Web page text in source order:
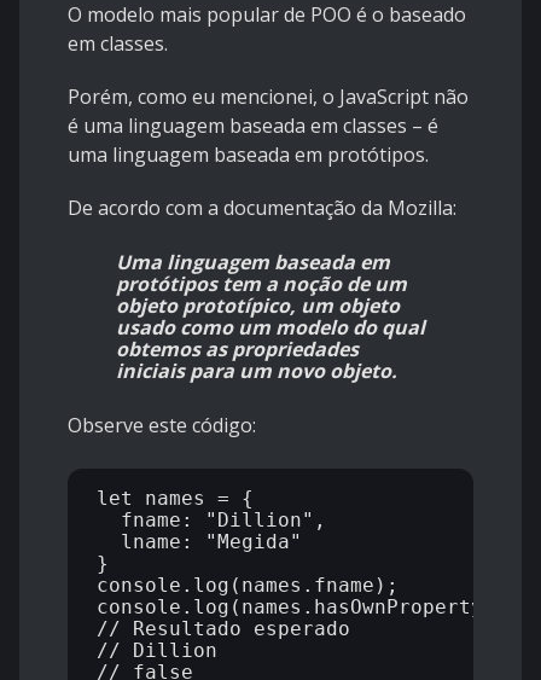
O modelo mais popular de POO é o baseado
em classes.
Porém, como eu mencionei, o JavaScript não
é uma linguagem baseada em classes – é
uma linguagem baseada em protótipos.
De acordo com a documentação da Mozilla:
Uma linguagem baseada em
protótipos tem a noção de um
objeto prototípico, um objeto
usado como um modelo do qual
obtemos as propriedades
iniciais para um novo objeto.
Observe este código:
let names = {
}
console.log(names.fname);
// Resultado esperado
// Dillion